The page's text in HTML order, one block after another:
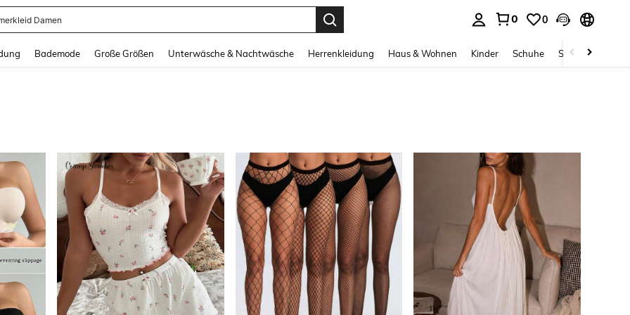
Lang
0 0
Bademode Große Größen Unterwäsche & Nachtwäsche Herrenkleidung Haus & Wohnen Kinder Schuhe Schmuck &